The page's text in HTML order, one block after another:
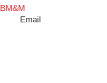
Email
BM&M